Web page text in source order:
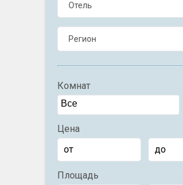
Отель
Регион
Комнат
Цена
Площадь